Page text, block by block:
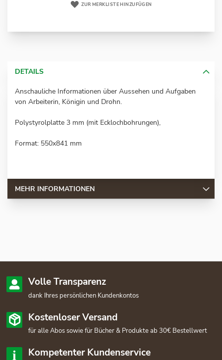
ZUR MERKLISTE HINZUFÜGEN
DETAILS
Anschauliche Informationen über Aussehen und Aufgaben
von Arbeiterin, Königin und Drohn.
Polystyrolplatte 3 mm (mit Ecklochbohrungen),
Format: 550x841 mm
MEHR INFORMATIONEN
Volle Transparenz
dank Ihres persönlichen Kundenkontos
Kostenloser Versand
für alle Abos sowie für Bücher & Produkte ab 30€ Bestellwert
Kompetenter Kundenservice